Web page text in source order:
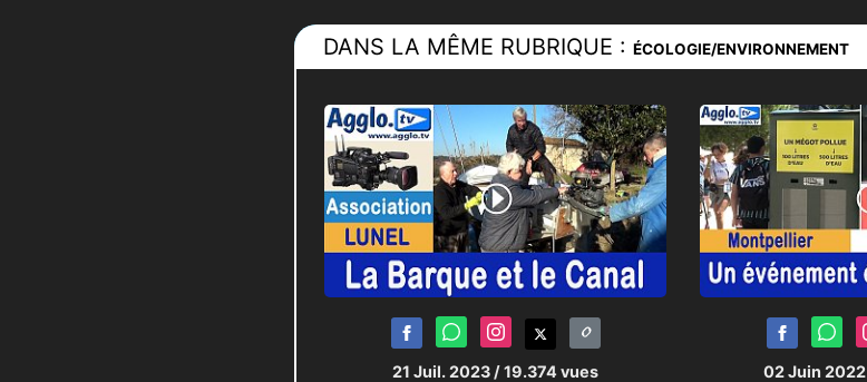
DANS LA MÊME RUBRIQUE :ÉCOLOGIE/ENVIRONNEMENT
21 Juil. 2023 / 19.374 vues 02 Juin 2022